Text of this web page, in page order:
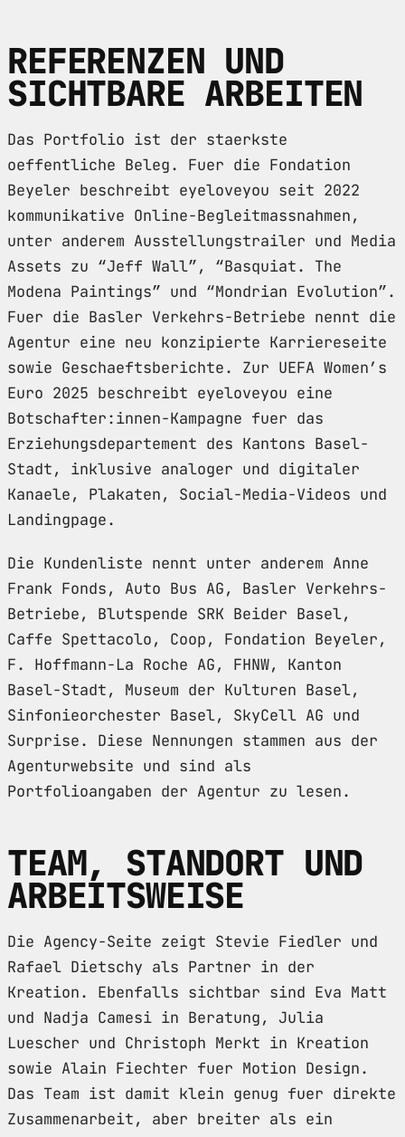
REFERENZEN UND
SICHTBARE ARBEITEN
Das Portfolio ist der staerkste
oeffentliche Beleg. Fuer die Fondation
Beyeler beschreibt eyeloveyou seit 2022
kommunikative Online-Begleitmassnahmen,
unter anderem Ausstellungstrailer und Media
Assets zu “Jeff Wall”, “Basquiat. The
Modena Paintings” und “Mondrian Evolution”.
Fuer die Basler Verkehrs-Betriebe nennt die
Agentur eine neu konzipierte Karriereseite
sowie Geschaeftsberichte. Zur UEFA Women’s
Euro 2025 beschreibt eyeloveyou eine
Botschafter:innen-Kampagne fuer das
Erziehungsdepartement des Kantons Basel-
Stadt, inklusive analoger und digitaler
Kanaele, Plakaten, Social-Media-Videos und
Landingpage.
Die Kundenliste nennt unter anderem Anne
Frank Fonds, Auto Bus AG, Basler Verkehrs-
Betriebe, Blutspende SRK Beider Basel,
Caffe Spettacolo, Coop, Fondation Beyeler,
F. Hoffmann-La Roche AG, FHNW, Kanton
Basel-Stadt, Museum der Kulturen Basel,
Sinfonieorchester Basel, SkyCell AG und
Surprise. Diese Nennungen stammen aus der
Agenturwebsite und sind als
Portfolioangaben der Agentur zu lesen.
TEAM, STANDORT UND
ARBEITSWEISE
Die Agency-Seite zeigt Stevie Fiedler und
Rafael Dietschy als Partner in der
Kreation. Ebenfalls sichtbar sind Eva Matt
und Nadja Camesi in Beratung, Julia
Luescher und Christoph Merkt in Kreation
sowie Alain Fiechter fuer Motion Design.
Das Team ist damit klein genug fuer direkte
Zusammenarbeit, aber breiter als ein